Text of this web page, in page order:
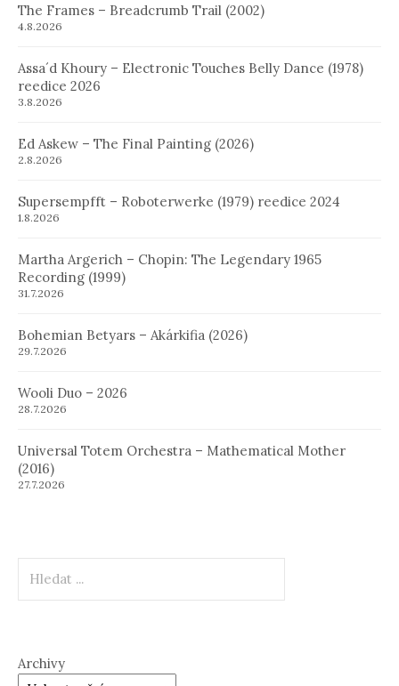
The Frames – Breadcrumb Trail (2002)
4.8.2026
Assa´d Khoury – Electronic Touches Belly Dance (1978)
reedice 2026
3.8.2026
Ed Askew – The Final Painting (2026)
2.8.2026
Supersempfft – Roboterwerke (1979) reedice 2024
1.8.2026
Martha Argerich – Chopin: The Legendary 1965
Recording (1999)
31.7.2026
Bohemian Betyars – Akárkifia (2026)
29.7.2026
Wooli Duo – 2026
28.7.2026
Universal Totem Orchestra – Mathematical Mother
(2016)
27.7.2026
Archivy